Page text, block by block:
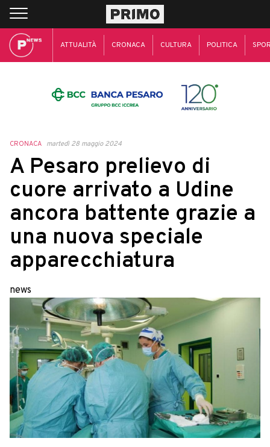
ATTUALITÀ CRONACA CULTURA POLITICA
CRONACA martedì 28 maggio 2024
A Pesaro prelievo di
cuore arrivato a Udine
ancora battente grazie a
una nuova speciale
apparecchiatura
news